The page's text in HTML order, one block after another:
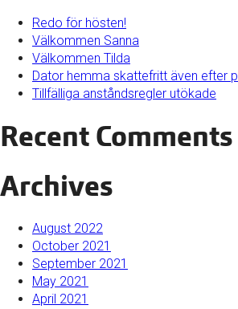
Redo för hösten!
Välkommen Sanna
Välkommen Tilda
Dator hemma skattefritt även efter
Tillfälliga anståndsregler utökade
Recent Comments
Archives
August 2022
October 2021
September 2021
May 2021
April 2021